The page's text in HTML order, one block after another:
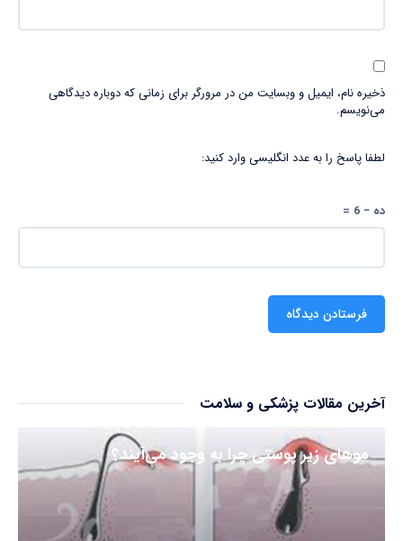
ذخیره نام، ایمیل و وبسایت من در مرورگر برای زمانی که دوباره دیدگاهی
می‌نویسم.
لطفا پاسخ را به عدد انگلیسی وارد کنید:
ده − 6 =
آخرین مقالات پزشکی و سلامت
مو‌های زیر پوستی چرا به وجود می‌آیند؟